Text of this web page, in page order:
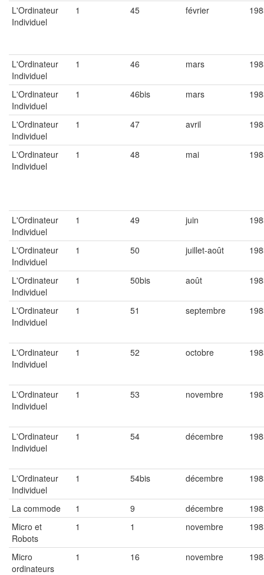
L'Ordinateur
Individuel
1 45 février
L'Ordinateur
Individuel
1 46 mars
L'Ordinateur
Individuel
1 46bis mars
L'Ordinateur
Individuel
1 47 avril
L'Ordinateur
Individuel
1 48 mai
L'Ordinateur
Individuel
1 49 juin
L'Ordinateur
Individuel
1 50 juillet-août
L'Ordinateur
Individuel
1 50bis août
L'Ordinateur
Individuel
1 51 septembre
L'Ordinateur
Individuel
1 52 octobre
L'Ordinateur
Individuel
1 53 novembre
L'Ordinateur
Individuel
1 54 décembre
L'Ordinateur
Individuel
1 54bis décembre
La commode 1 9 décembre
Micro et
Robots
1 1 novembre
Micro
ordinateurs
1 16 novembre